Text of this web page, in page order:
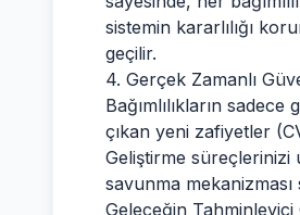
sistemin kararlılığı
geçilir.
4. Gerçek Zamanlı
Bağımlılıkların
çıkan yeni zafiyetler
Geliştirme
savunma mekanizması
Geleceğin